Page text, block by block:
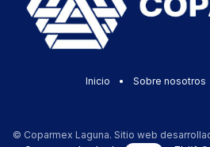
Inicio • Sobre nosotros
© Coparmex Laguna. Sitio web